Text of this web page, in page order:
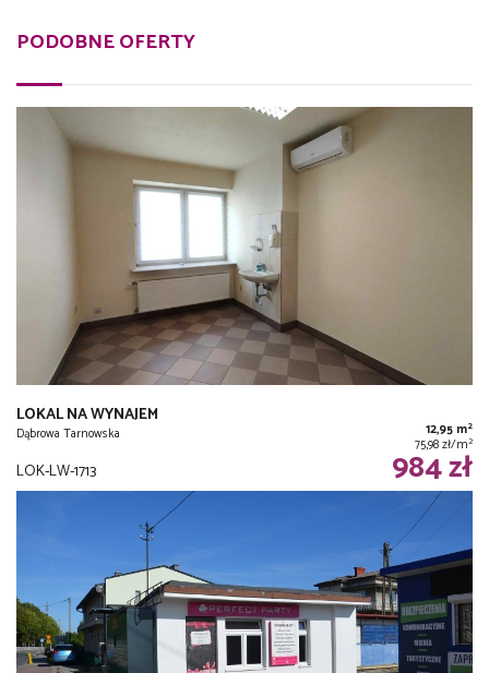
PODOBNE OFERTY
LOKAL NA WYNAJEM
Dąbrowa Tarnowska 12,95 m2
75,98 zł/m2
LOK-LW-1713 984 zł